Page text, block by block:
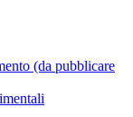
(da pubblicare